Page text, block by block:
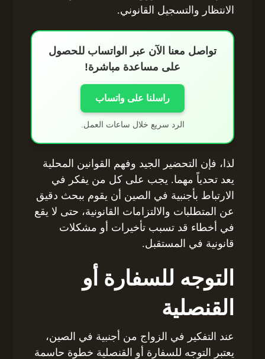
الانتظار والتسجيل القانوني.
تواصل معنا الآن عبر الواتساب للحصول
على مساعدة مباشرة!
راسلنا على واتساب
الرد سريع خلال ساعات العمل.
لذا، فإن التحضير الجيد وفهم القوانين المحلية
يعد تحدياً مهما. يجب على كل من يفكر في
الارتباط بأجنبية في الصين أن يقوم ببحث دقيق
عن المتطلبات والالتزامات القانونية، حتى لا يقع
في أخطاء قد تسبب تأخيرات أو مشكلات
قانونية في المستقبل.
التوجه للسفارة أو
القنصلية
عند التفكير في الزواج من أجنبية في الصين،
يعتبر التوجه للسفارة أو القنصلية خطوة حاسمة